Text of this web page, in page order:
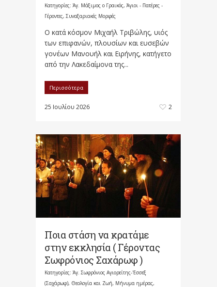
Κατηγορίες: Άγ. Μάξιμος ο Γραικός, Άγιοι - Πατέρες -
Γέροντες, Συναξαριακές Μορφές
Ο κατά κόσμον Μιχαήλ Τριβώλης, υιός
των επιφανών, πλουσίων και ευσεβών
γονέων Μανουήλ και Ειρήνης, κατήγετο
από την Λακεδαίμονα της...
Περισσότερα
25 Ιουλίου 2026 2
Ποια στάση να κρατάμε
στην εκκλησία ( Γέροντας
Σωφρόνιος Σαχάρωφ )
Κατηγορίες: Άγ. Σωφρόνιος Αγιορείτης-'Εσσεξ
(Σαχάρωφ), Θεολογία και Ζωή, Μήνυμα ημέρας,